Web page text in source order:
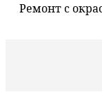
Ремонт с